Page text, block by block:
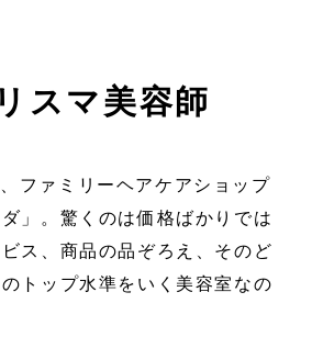
スマ美容師
ファミリーヘアケアショップ
」。驚くのは価格ばかりでは
ス、商品の品ぞろえ、そのど
トップ水準をいく美容室なの